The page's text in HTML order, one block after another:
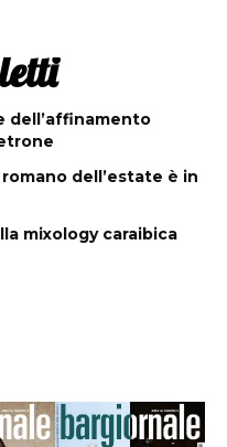
dell’affinamento
dell’estate è in
mixology caraibica